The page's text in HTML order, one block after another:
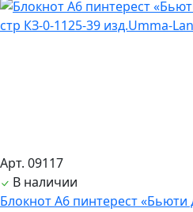
Арт. 09117
В наличии
Блокнот А6 пинтерест «Бьюти